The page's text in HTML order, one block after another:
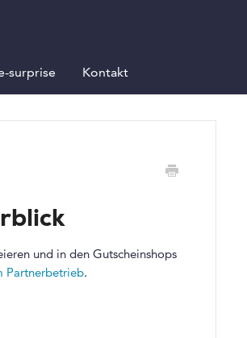
surprise Kontakt
und in den Gutscheinshops
Partnerbetrieb.